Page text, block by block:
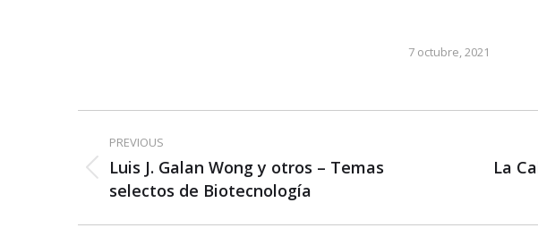
7 octubre, 2021
navigation
PREVIOUS
Previous
post:
Luis J. Galan Wong y otros – Temas
selectos de Biotecnología
NextLa